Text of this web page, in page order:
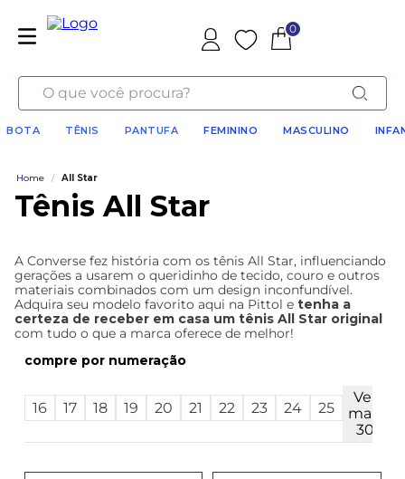
Favoritos
0
O que você procura?
BOTA TÊNIS PANTUFA FEMININO MASCULINO
Home / All Star
Tênis All Star
A Converse fez história com os tênis All Star, influenciando
gerações a usarem o queridinho de tecido, couro e outros
materiais combinados com um design inconfundível.
Adquira seu modelo favorito aqui na Pittol e tenha a
certeza de receber em casa um tênis All Star original
com tudo o que a marca oferece de melhor!
numeração
16 17 18 19 20 21 22 23 24 25
Ver
mais
30